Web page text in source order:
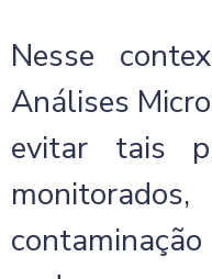
Nesse
Análises
evitar tais